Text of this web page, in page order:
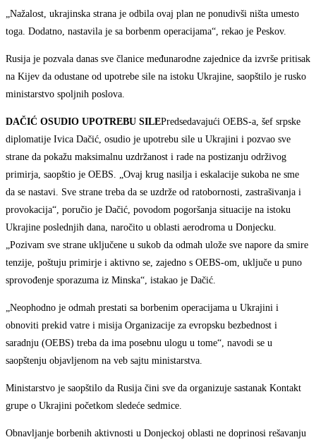
„Nažalost, ukrajinska strana je odbila ovaj plan ne ponudivši ništa umesto
toga. Dodatno, nastavila je sa borbenm operacijama“, rekao je Peskov.
Rusija je pozvala danas sve članice međunarodne zajednice da izvrše pritisak
na Kijev da odustane od upotrebe sile na istoku Ukrajine, saopštilo je rusko
ministarstvo spoljnih poslova.
DAČIĆ OSUDIO UPOTREBU SILEPredsedavajući OEBS-a, šef srpske
diplomatije Ivica Dačić, osudio je upotrebu sile u Ukrajini i pozvao sve
strane da pokažu maksimalnu uzdržanost i rade na postizanju održivog
primirja, saopštio je OEBS. „Ovaj krug nasilja i eskalacije sukoba ne sme
da se nastavi. Sve strane treba da se uzdrže od ratobornosti, zastrašivanja i
provokacija“, poručio je Dačić, povodom pogoršanja situacije na istoku
Ukrajine poslednjih dana, naročito u oblasti aerodroma u Donjecku.
„Pozivam sve strane uključene u sukob da odmah ulože sve napore da smire
tenzije, poštuju primirje i aktivno se, zajedno s OEBS-om, uključe u puno
sprovođenje sporazuma iz Minska“, istakao je Dačić.
„Neophodno je odmah prestati sa borbenim operacijama u Ukrajini i
obnoviti prekid vatre i misija Organizacije za evropsku bezbednost i
saradnju (OEBS) treba da ima posebnu ulogu u tome“, navodi se u
saopštenju objavljenom na veb sajtu ministarstva.
Ministarstvo je saopštilo da Rusija čini sve da organizuje sastanak Kontakt
grupe o Ukrajini početkom sledeće sedmice.
Obnavljanje borbenih aktivnosti u Donjeckoj oblasti ne doprinosi rešavanju